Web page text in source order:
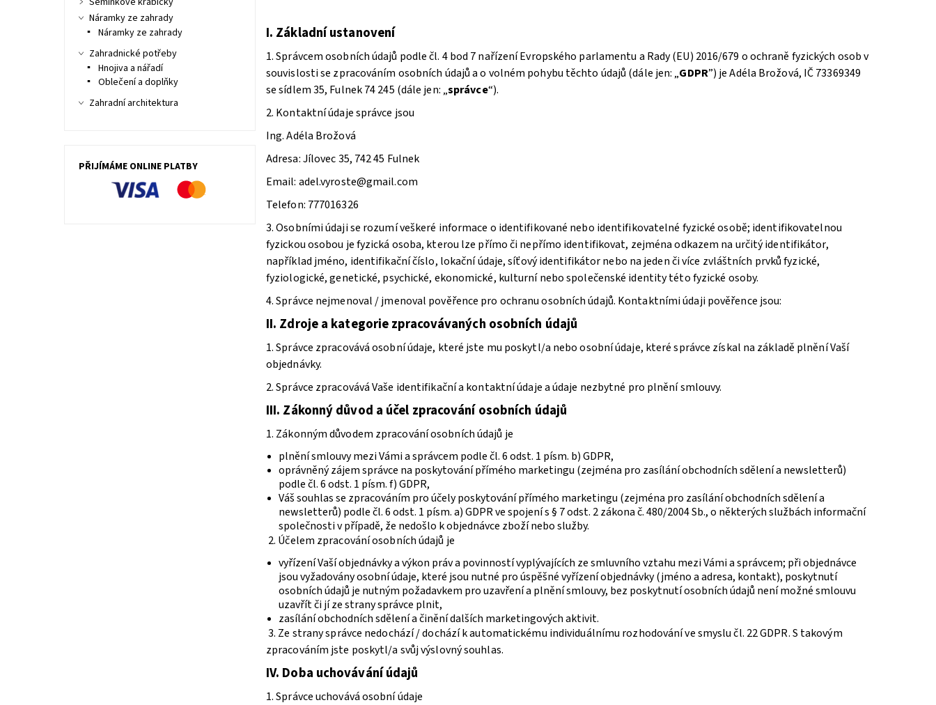
I. Základní ustanovení
1. Správcem osobních údajů podle čl. 4 bod 7 nařízení Evropského parlamentu a Rady (EU) 2016/679 o ochraně fyzických osob v
souvislosti se zpracováním osobních údajů a o volném pohybu těchto údajů (dále jen: „GDPR”) je Adéla Brožová, IČ 73369349
se sídlem 35, Fulnek 74 245 (dále jen: „správce“).
2. Kontaktní údaje správce jsou
Ing. Adéla Brožová
Adresa: Jílovec 35, 742 45 Fulnek
Email: adel.vyroste@gmail.com
Telefon: 777016326
3. Osobními údaji se rozumí veškeré informace o identifikované nebo identifikovatelné fyzické osobě; identifikovatelnou
fyzickou osobou je fyzická osoba, kterou lze přímo či nepřímo identifikovat, zejména odkazem na určitý identifikátor,
například jméno, identifikační číslo, lokační údaje, síťový identifikátor nebo na jeden či více zvláštních prvků fyzické,
fyziologické, genetické, psychické, ekonomické, kulturní nebo společenské identity této fyzické osoby.
4. Správce nejmenoval / jmenoval pověřence pro ochranu osobních údajů. Kontaktními údaji pověřence jsou:
II. Zdroje a kategorie zpracovávaných osobních údajů
1. Správce zpracovává osobní údaje, které jste mu poskytl/a nebo osobní údaje, které správce získal na základě plnění Vaší
objednávky.
2. Správce zpracovává Vaše identifikační a kontaktní údaje a údaje nezbytné pro plnění smlouvy.
III. Zákonný důvod a účel zpracování osobních údajů
1. Zákonným důvodem zpracování osobních údajů je
plnění smlouvy mezi Vámi a správcem podle čl. 6 odst. 1 písm. b) GDPR,
oprávněný zájem správce na poskytování přímého marketingu (zejména pro zasílání obchodních sdělení a newsletterů)
podle čl. 6 odst. 1 písm. f) GDPR,
Váš souhlas se zpracováním pro účely poskytování přímého marketingu (zejména pro zasílání obchodních sdělení a
newsletterů) podle čl. 6 odst. 1 písm. a) GDPR ve spojení s § 7 odst. 2 zákona č. 480/2004 Sb., o některých službách informační
společnosti v případě, že nedošlo k objednávce zboží nebo služby.
2. Účelem zpracování osobních údajů je
vyřízení Vaší objednávky a výkon práv a povinností vyplývajících ze smluvního vztahu mezi Vámi a správcem; při objednávce
jsou vyžadovány osobní údaje, které jsou nutné pro úspěšné vyřízení objednávky (jméno a adresa, kontakt), poskytnutí
osobních údajů je nutným požadavkem pro uzavření a plnění smlouvy, bez poskytnutí osobních údajů není možné smlouvu
uzavřít či jí ze strany správce plnit,
zasílání obchodních sdělení a činění dalších marketingových aktivit.
3. Ze strany správce nedochází / dochází k automatickému individuálnímu rozhodování ve smyslu čl. 22 GDPR. S takovým
zpracováním jste poskytl/a svůj výslovný souhlas.
IV. Doba uchovávání údajů
1. Správce uchovává osobní údaje
Náramky ze zahrady
Náramky ze zahrady
Zahradnické potřeby
Hnojiva a nářadí
Oblečení a doplňky
Zahradní architektura
PŘIJÍMÁME ONLINE PLATBY